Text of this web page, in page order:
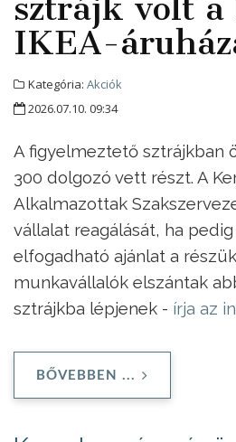
sztrájk volt a
IKEA-
Kategória: Akciók
2026.07.10. 09:34
A figyelmeztető sztrájkban
300 dolgozó vett részt. A
Alkalmazottak
vállalat reagálását, ha
elfogadható ajánlat a
munkavállalók elszántak
sztrájkba lépjenek - írja az
BŐVEBBEN ...